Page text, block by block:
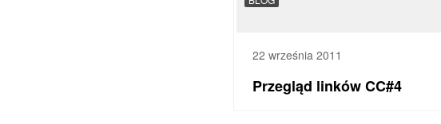
22 września 2011
Przegląd linków CC#4